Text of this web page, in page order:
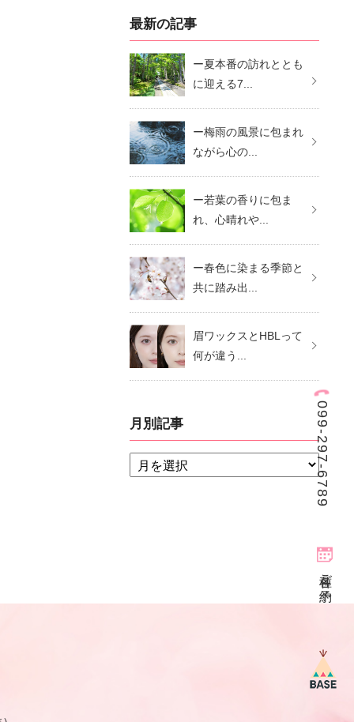
099-297-6789
各種ご予約
最新の記事
ー夏本番の訪れととも
に迎える7...
ー梅雨の風景に包まれ
ながら心の...
ー若葉の香りに包ま
れ、心晴れや...
ー春色に染まる季節と
共に踏み出...
眉ワックスとHBLって
何が違う...
月別記事